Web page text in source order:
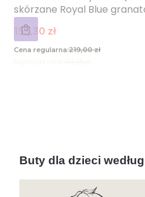
skórzane Royal Blue
61346
Cena promocyjna
153,30 zł
Cena regularna:219,00 zł
Buty dla dzieci